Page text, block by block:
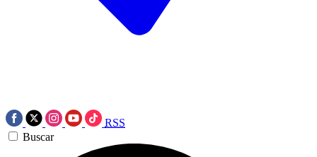
RSS
Buscar